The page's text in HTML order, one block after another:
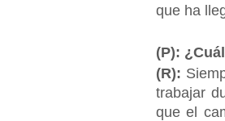
que ha
(P):
(R):
trabajar
que el